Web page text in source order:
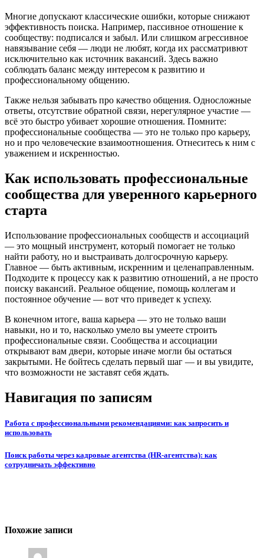
Многие допускают классические ошибки, которые снижают
эффективность поиска. Например, пассивное отношение к
сообществу: подписался и забыл. Или слишком агрессивное
навязывание себя — люди не любят, когда их рассматривют
исключительно как источник вакансий. Здесь важно
соблюдать баланс между интересом к развитию и
профессиональному общению.
Также нельзя забывать про качество общения. Односложные
ответы, отсутствие обратной связи, нерегулярное участие —
всё это быстро убивает хорошие отношения. Помните:
профессиональные сообщества — это не только про карьеру,
но и про человеческие взаимоотношения. Отнеситесь к ним с
уважением и искренностью.
Как использовать профессиональные
сообщества для уверенного карьерного
старта
Использование профессиональных сообществ и ассоциаций
— это мощный инструмент, который помогает не только
найти работу, но и выстраивать долгосрочную карьеру.
Главное — быть активным, искренним и целенаправленным.
Подходите к процессу как к развитию отношений, а не просто
поиску вакансий. Реальное общение, помощь коллегам и
постоянное обучение — вот что приведет к успеху.
В конечном итоге, ваша карьера — это не только ваши
навыки, но и то, насколько умело вы умеете строить
профессиональные связи. Сообщества и ассоциации
открывают вам двери, которые иначе могли бы остаться
закрытыми. Не бойтесь сделать первый шаг — и вы увидите,
что возможности не заставят себя ждать.
Навигация по записям
Работа с профессиональными рекомендациями: как запросить и
использовать
Поиск работы через кадровые агентства (HR-агентства): как
сотрудничать эффективно
Похожие записи